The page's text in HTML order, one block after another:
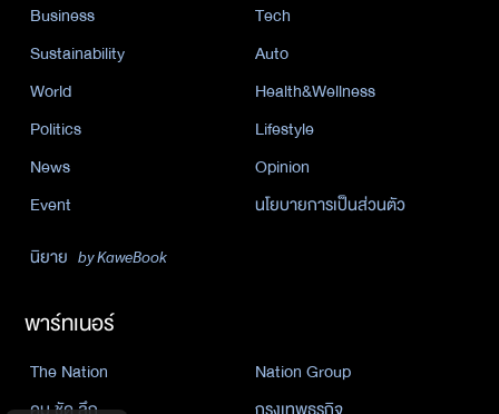
Business
Tech
Sustainability
Auto
World
Health&Wellness
Politics
Lifestyle
News
Opinion
Event
นโยบายการเป็นส่วนตัว
นิยาย by KaweBook
พาร์ทเนอร์
The Nation
Nation Group